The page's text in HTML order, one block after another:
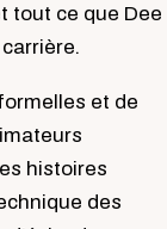
tout ce que Dee
et de
histoires
des